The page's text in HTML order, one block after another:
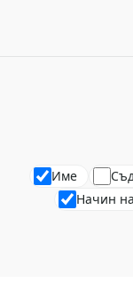
Име
Начин